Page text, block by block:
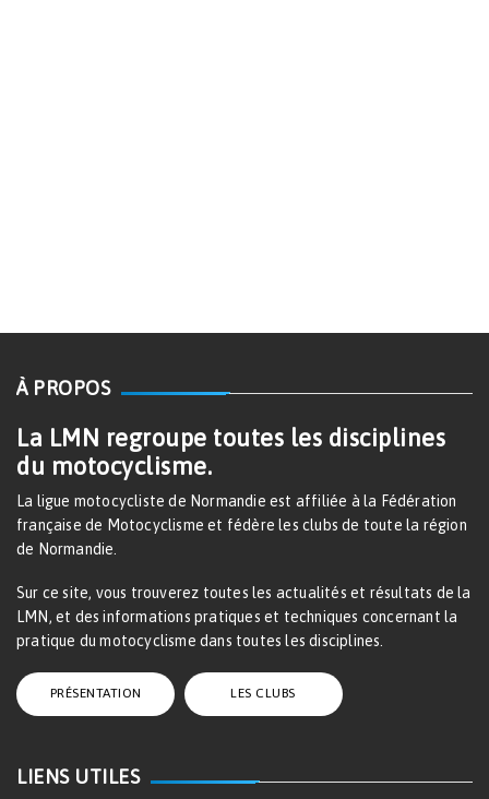
À PROPOS
La LMN regroupe toutes les disciplines
du motocyclisme.
La ligue motocycliste de Normandie est affiliée à la Fédération
française de Motocyclisme et fédère les clubs de toute la région
de Normandie.
Sur ce site, vous trouverez toutes les actualités et résultats de la
LMN, et des informations pratiques et techniques concernant la
pratique du motocyclisme dans toutes les disciplines.
PRÉSENTATION LES CLUBS
LIENS UTILES